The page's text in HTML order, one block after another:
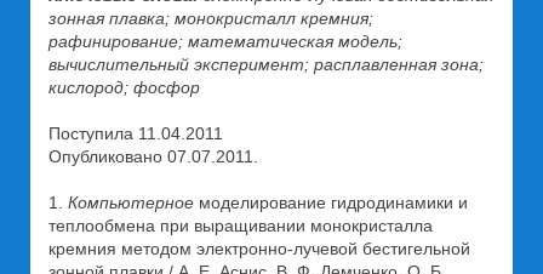
зонная плавка; монокристалл кремния;
рафинирование; математическая модель;
вычислительный эксперимент; расплавленная зона;
кислород; фосфор
Поступила 11.04.2011
Опубликовано 07.07.2011.
1. Компьютерное моделирование гидродинамики и
теплообмена при выращивании монокристалла
кремния методом электронно-лучевой бестигельной